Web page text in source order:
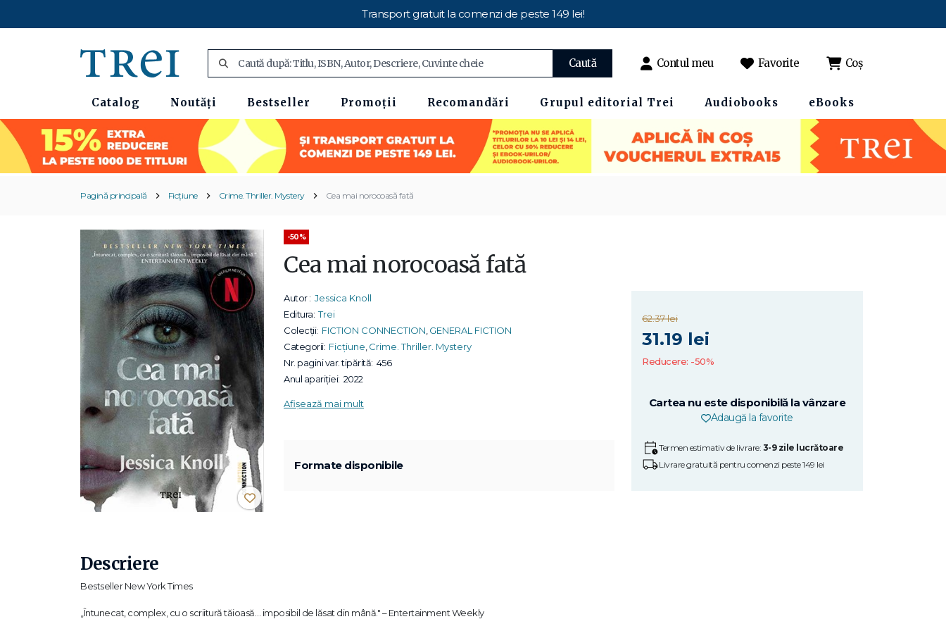
Transport gratuit la comenzi de peste 149 lei!
Caută Contul meu Favorite Coș
Catalog Noutăți Bestseller Promoții Recomandări Grupul editorial Trei Audiobooks eBooks
Pagină principală Ficțiune Crime. Thriller. Mystery Cea mai norocoasă fată
-50%
Cea mai norocoasă fată
Autor : Jessica Knoll
Editura: Trei
Colecții: FICTION CONNECTION GENERAL FICTION
Categorii: Ficțiune Crime. Thriller. Mystery
Nr. pagini var. tipărită: 456
Anul apariției: 2022
Afișează mai mult
Formate disponibile
62.37 lei
31.19 lei
Reducere: -50%
Cartea nu este disponibilă la vânzare
Adaugă la favorite
Termen estimativ de livrare: 3-9 zile lucrătoare
Livrare gratuită pentru comenzi peste 149 lei
Descriere
Bestseller New York Times
„Întunecat, complex, cu o scriitură tăioasă… imposibil de lăsat din mână." – Entertainment Weekly